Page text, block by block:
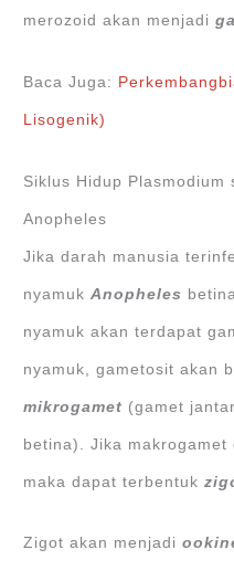
merozoid akan menjadi
Baca Juga:
Lisogenik)
Siklus Hidup Plasmodium
Anopheles
Jika darah manusia
nyamukAnopheles
nyamuk akan terdapat
nyamuk, gametosit akan
mikrogamet (gamet
betina). Jika
maka dapat terbentuk
Zigot akan menjadi